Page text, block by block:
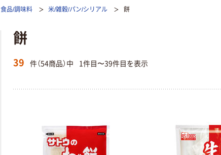
食品/調味料 米/雑穀/パン/シリアル 餅
餅
39 件（54商品）中 1件目〜39件目を表示